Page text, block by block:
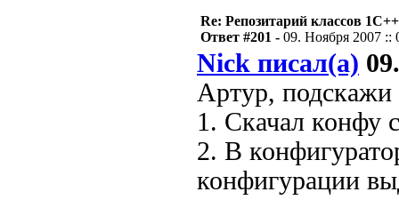
Re: Репозитарий классов
Ответ #201 - 09. Ноября 2007 ::
Nick писал(а)
Артур,
1. Скачал конфу
2. В
конфигурации